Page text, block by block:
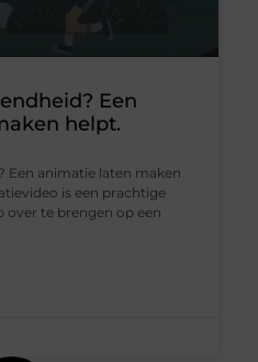
Een
helpt.
Een animatie laten maken
is een prachtige
over te brengen op een